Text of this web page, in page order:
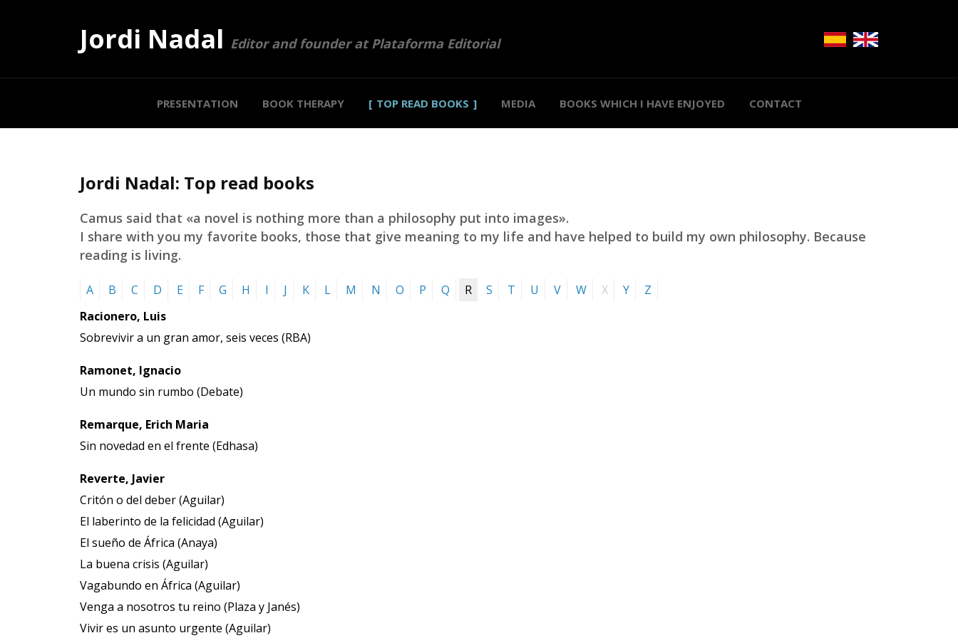
Jordi Nadal Editor and founder at Plataforma Editorial
PRESENTATION BOOK THERAPY TOP READ BOOKS MEDIA BOOKS WHICH I HAVE ENJOYED CONTACT
Jordi Nadal: Top read books
Camus said that «a novel is nothing more than a philosophy put into images».
I share with you my favorite books, those that give meaning to my life and have helped to build my own philosophy. Because
reading is living.
A B C D E F G H I J K L M N O P Q R S T U V W X Y
Z
Racionero, Luis
Sobrevivir a un gran amor, seis veces (RBA)
Ramonet, Ignacio
Un mundo sin rumbo (Debate)
Remarque, Erich Maria
Sin novedad en el frente (Edhasa)
Reverte, Javier
Critón o del deber (Aguilar)
El laberinto de la felicidad (Aguilar)
El sueño de África (Anaya)
La buena crisis (Aguilar)
Vagabundo en África (Aguilar)
Venga a nosotros tu reino (Plaza y Janés)
Vivir es un asunto urgente (Aguilar)